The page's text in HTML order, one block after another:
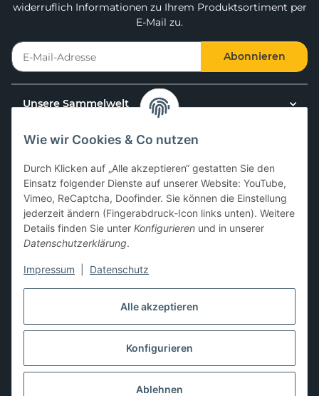
Alle akzeptieren
Konfigurieren
Ablehnen
Wie wir Cookies & Co nutzen
Durch Klicken auf „Alle akzeptieren“ gestatten Sie den
Einsatz folgender Dienste auf unserer Website: YouTube,
Vimeo, ReCaptcha, Doofinder. Sie können die Einstellung
jederzeit ändern (Fingerabdruck-Icon links unten). Weitere
Details finden Sie unter Konfigurieren und in unserer
Datenschutzerklärung.
Impressum Datenschutz
widerruflich Informationen zu Ihrem Produktsortiment per
E-Mail zu.
Abonnieren
Unsere Sammelwelt
Kundenservice
News & Aktionen
Gesetzliche Informationen
Hier kannst du uns folgen:
* Alle Preise zzgl. gesetzlicher USt., zzgl.Versand
** Differenzbesteuerung gemäß § 25a UStG,